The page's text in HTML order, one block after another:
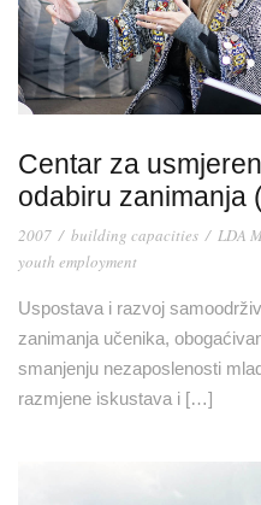
Centar za
odabiru zanimanja
2007 / building capacities / LDA
youth employment
Uspostava i razvoj
zanimanja učenika,
smanjenju nezaposlenosti
razmjene iskustava i […]